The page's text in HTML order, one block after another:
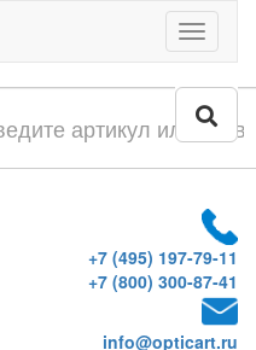
Меню
+7 (495) 197-79-11
+7 (800) 300-87-41
info@opticart.ru